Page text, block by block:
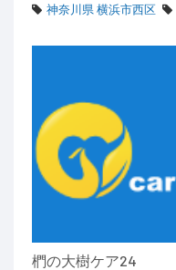
神奈川県 横浜市西区
椚の大樹ケア24